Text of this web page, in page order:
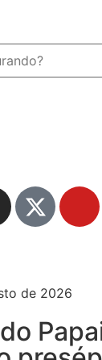
de 2026